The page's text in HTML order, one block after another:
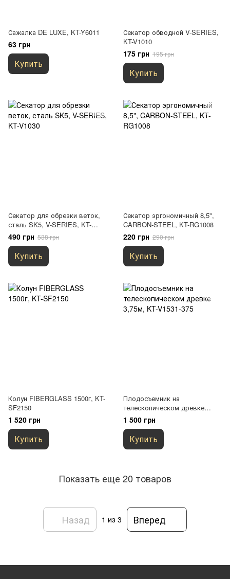
Сажалка DE LUXE, KT-Y6011
63 грн
Купить
Секатор обводной V-SERIES,
KT-V1010
175 грн 195 грн
Купить
Секатор для обрезки веток,
сталь SK5, V-SERIES, KT-
V1030
490 грн 538 грн
Купить
Секатор эргономичный 8,5",
CARBON-STEEL, KT-RG1008
220 грн 290 грн
Купить
Колун FIBERGLASS 1500г, KT-
SF2150
1 520 грн
Купить
Плодосъемник на
телескопическом древке
3,75м, KT-V1531-375
1 500 грн
Купить
Показать еще 20 товаров
Назад 1 из 3 Вперед